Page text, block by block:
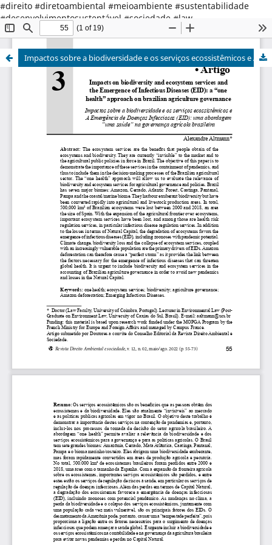
#direito #diretoambiental #meioambiente #sustentabilidade
#desenvolvimentosustentável #sociedade #law
#environmentallaw #environment #sustainabledevelopment
#society
Impactos sobre a biodiversidade e os serviços ecossistêmicos e A Emergência de Doenças Infecciosas (EID): uma abordagem “uma saúde” na governança agrícola brasileira